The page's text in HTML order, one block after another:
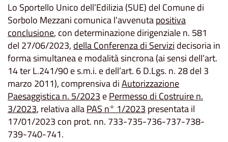
Lo Sportello Unico dell’Edilizia (SUE) del Comune di
Sorbolo Mezzani comunica l’avvenutapositiva
conclusione, con determinazione dirigenziale n. 581
del 27/06/2023, della Conferenza di Servizi decisoria in
forma simultanea e modalità sincrona (ai sensi dell’art.
14 ter L.241/90 e s.m.i. e dell’art. 6 D.Lgs. n. 28 del 3
marzo 2011), comprensiva diAutorizzazione
Paesaggistica n. 5/2023 ePermesso di Costruire n.
3/2023, relativa allaPAS n° 1/2023 presentata il
17/01/2023 con prot. nn. 733-735-736-737-738-
739-740-741.